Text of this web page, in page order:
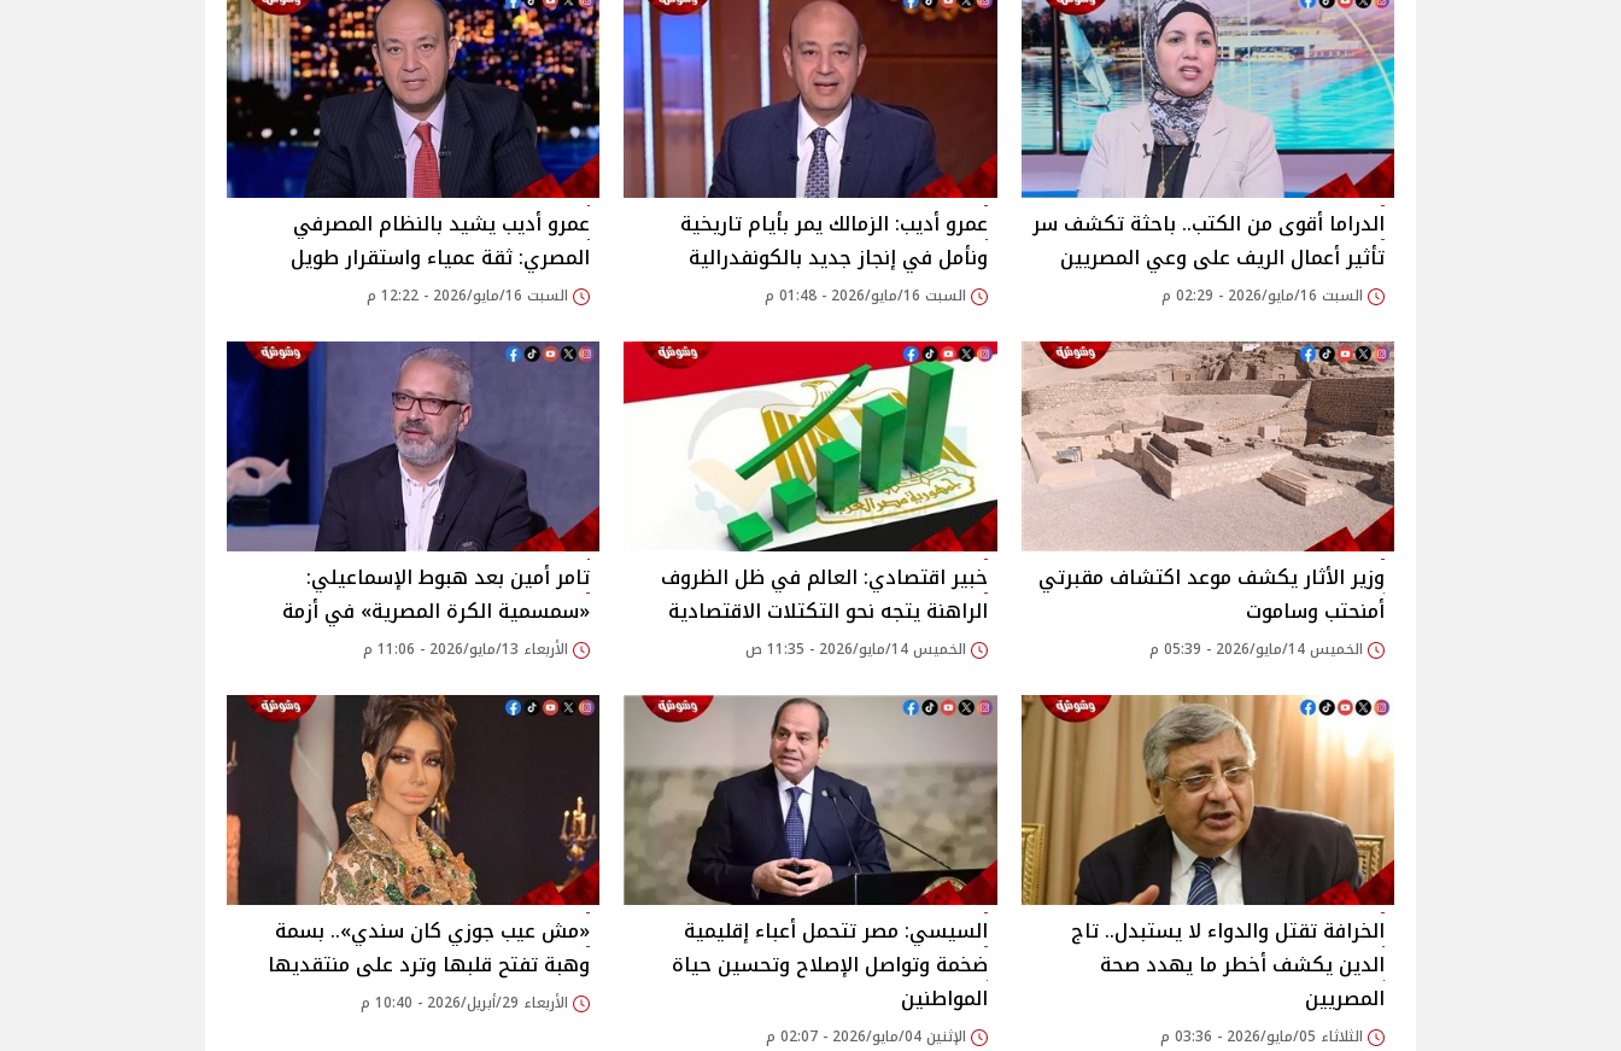
الدراما أقوى من الكتب.. باحثة تكشف سر
تأثير أعمال الريف على وعي المصريين
السبت 16/مايو/2026 - 02:29 م
عمرو أديب: الزمالك يمر بأيام تاريخية
ونأمل في إنجاز جديد بالكونفدرالية
السبت 16/مايو/2026 - 01:48 م
عمرو أديب يشيد بالنظام المصرفي
المصري: ثقة عمياء واستقرار طويل
السبت 16/مايو/2026 - 12:22 م
وزير الأثار يكشف موعد اكتشاف مقبرتي
أمنحتب وساموت
الخميس 14/مايو/2026 - 05:39 م
خبير اقتصادي: العالم في ظل الظروف
الراهنة يتجه نحو التكتلات الاقتصادية
الخميس 14/مايو/2026 - 11:35 ص
تامر أمين بعد هبوط الإسماعيلي:
«سمسمية الكرة المصرية» في أزمة
الأربعاء 13/مايو/2026 - 11:06 م
الخرافة تقتل والدواء لا يستبدل.. تاج
الدين يكشف أخطر ما يهدد صحة
المصريين
الثلاثاء 05/مايو/2026 - 03:36 م
السيسي: مصر تتحمل أعباء إقليمية
ضخمة وتواصل الإصلاح وتحسين حياة
المواطنين
الإثنين 04/مايو/2026 - 02:07 م
«مش عيب جوزي كان سندي».. بسمة
وهبة تفتح قلبها وترد على منتقديها
الأربعاء 29/أبريل/2026 - 10:40 م